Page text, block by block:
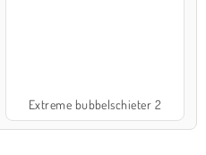
Extreme bubbelschieter 2